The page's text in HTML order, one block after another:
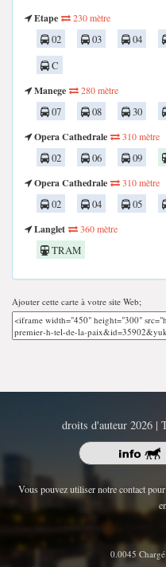
Etape 230 mètre
02 03 04
C
Manege
280 mètre
07 08 30
Opera Cathedrale
310 mètre
02 06 09
Opera Cathedrale
310 mètre
02 04 05
Langlet
360 mètre
TRAM
Ajouter cette carte à votre site Web;
droits d'auteur 2026 |
Vous pouvez utiliser notre contact
0.0045